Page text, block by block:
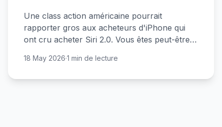
Une class action américaine pourrait
rapporter gros aux acheteurs d'iPhone qui
ont cru acheter Siri 2.0. Vous êtes peut-être
18 May 2026·1 min de lecture